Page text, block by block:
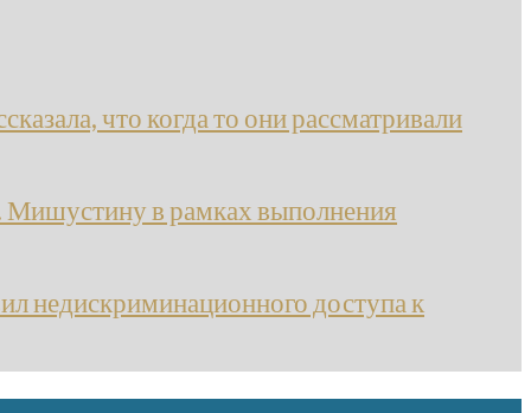
что когда то они рассматривали
в рамках выполнения
недискриминационного доступа к